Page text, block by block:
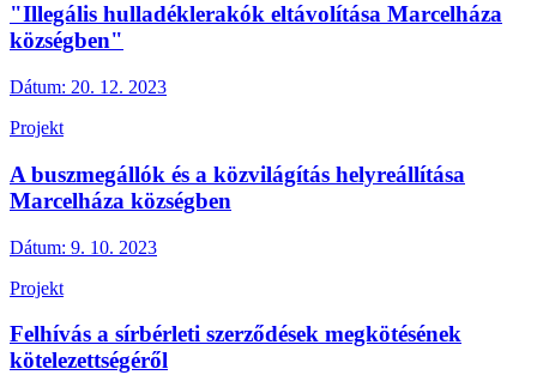
"Illegális hulladéklerakók eltávolítása Marcelháza
községben"
Dátum: 20. 12. 2023
Projekt
A buszmegállók és a közvilágítás helyreállítása
Marcelháza községben
Dátum: 9. 10. 2023
Projekt
Felhívás a sírbérleti szerződések megkötésének
kötelezettségéről